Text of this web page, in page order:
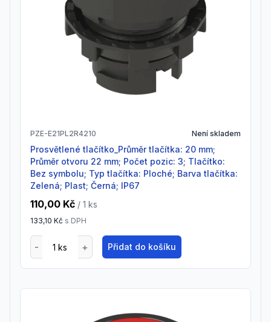
PZE-E21PL2R4210 Není skladem
Prosvětlené tlačítko_Průměr tlačítka: 20 mm;
Průměr otvoru 22 mm; Počet pozic: 3; Tlačítko:
Bez symbolu; Typ tlačítka: Ploché; Barva tlačítka:
Zelená; Plast; Černá; IP67
110,00 Kč / 1 ks
133,10 Kč s DPH
Přidat do košíku